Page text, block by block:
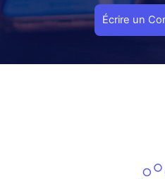
Boutique Écrire un